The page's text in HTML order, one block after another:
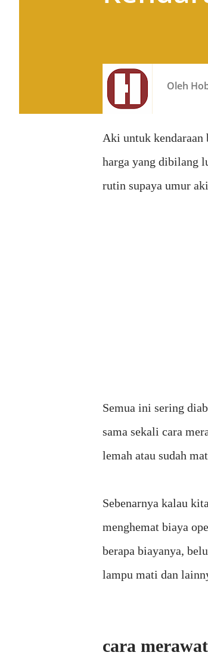
Oleh
Aki untuk kendaraan
harga yang dibilang
rutin supaya umur
Semua ini sering
sama sekali cara
lemah atau sudah
Sebenarnya kalau
menghemat biaya
berapa biayanya,
lampu mati dan
cara